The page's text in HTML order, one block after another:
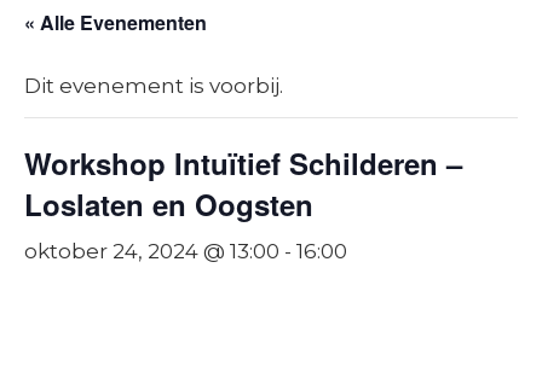
« Alle Evenementen
Dit evenement is voorbij.
Workshop Intuïtief Schilderen –
Loslaten en Oogsten
oktober 24, 2024 @ 13:00 - 16:00